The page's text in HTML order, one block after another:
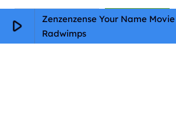
play_arrow
Zenzenzense Your Name Movie
Radwimps
🦊Qui sommes-nous ?
📄
Mentions légales
Paramètres Cookie Tout accepter